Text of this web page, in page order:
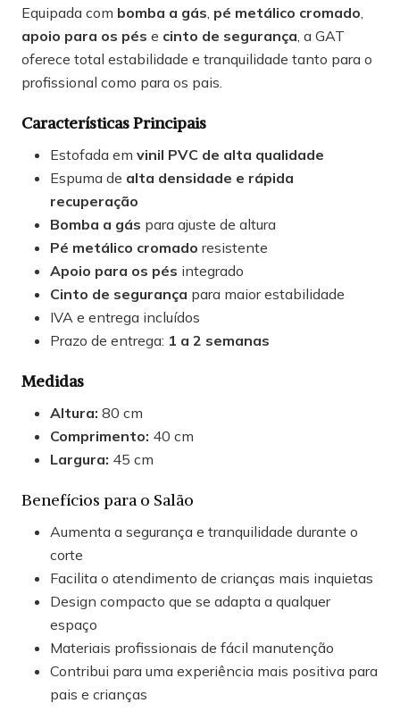
Equipada com bomba a gás, pé metálico cromado,
apoio para os pés e cinto de segurança, a GAT
oferece total estabilidade e tranquilidade tanto para o
profissional como para os pais.
Características Principais
Estofada em vinil PVC de alta qualidade
Espuma de alta densidade e rápida
recuperação
Bomba a gás para ajuste de altura
Pé metálico cromado resistente
Apoio para os pés integrado
Cinto de segurança para maior estabilidade
IVA e entrega incluídos
Prazo de entrega: 1 a 2 semanas
Medidas
Altura: 80 cm
Comprimento: 40 cm
Largura: 45 cm
Benefícios para o Salão
Aumenta a segurança e tranquilidade durante o
corte
Facilita o atendimento de crianças mais inquietas
Design compacto que se adapta a qualquer
espaço
Materiais profissionais de fácil manutenção
Contribui para uma experiência mais positiva para
pais e crianças